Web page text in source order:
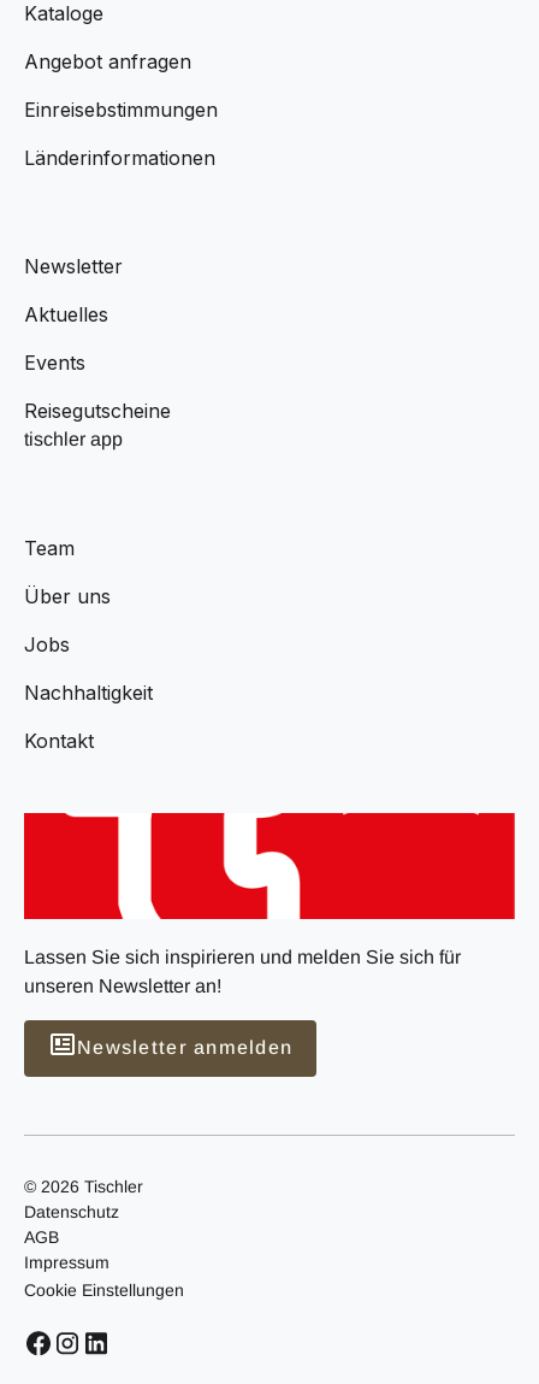
Kataloge
Angebot anfragen
Einreisebstimmungen
Länderinformationen
Newsletter
Aktuelles
Events
Reisegutscheine
tischler app
Team
Über uns
Jobs
Nachhaltigkeit
Kontakt
Lassen Sie sich inspirieren und melden Sie sich für
unseren Newsletter an!
Newsletter anmelden
© 2026 Tischler
Datenschutz
AGB
Impressum
Cookie Einstellungen